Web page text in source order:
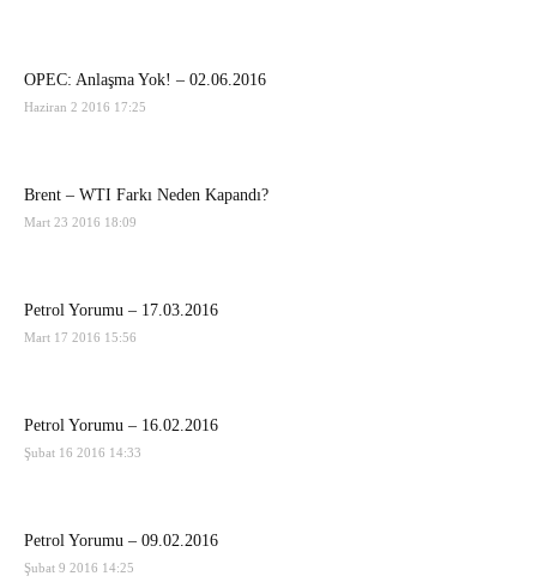
OPEC: Anlaşma Yok! – 02.06.2016
Haziran 2 2016 17:25
Brent – WTI Farkı Neden Kapandı?
Mart 23 2016 18:09
Petrol Yorumu – 17.03.2016
Mart 17 2016 15:56
Petrol Yorumu – 16.02.2016
Şubat 16 2016 14:33
Petrol Yorumu – 09.02.2016
Şubat 9 2016 14:25